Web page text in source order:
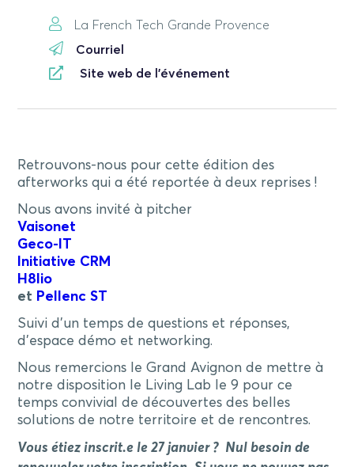
La French Tech Grande Provence
Courriel
Site web de l'événement
Retrouvons-nous pour cette édition des
afterworks qui a été reportée à deux reprises !
Nous avons invité à pitcher
Vaisonet
Geco-IT
Initiative CRM
H8lio
et Pellenc ST
Suivi d’un temps de questions et réponses,
d’espace démo et networking.
Nous remercions le Grand Avignon de mettre à
notre disposition le Living Lab le 9 pour ce
temps convivial de découvertes des belles
solutions de notre territoire et de rencontres.
Vous étiez inscrit.e le 27 janvier ? Nul besoin de